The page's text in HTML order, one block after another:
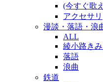
(今すぐ歌
アクセサリ
漫談・落語・浪
ALL
綾小路き
落語
浪曲
鉄道